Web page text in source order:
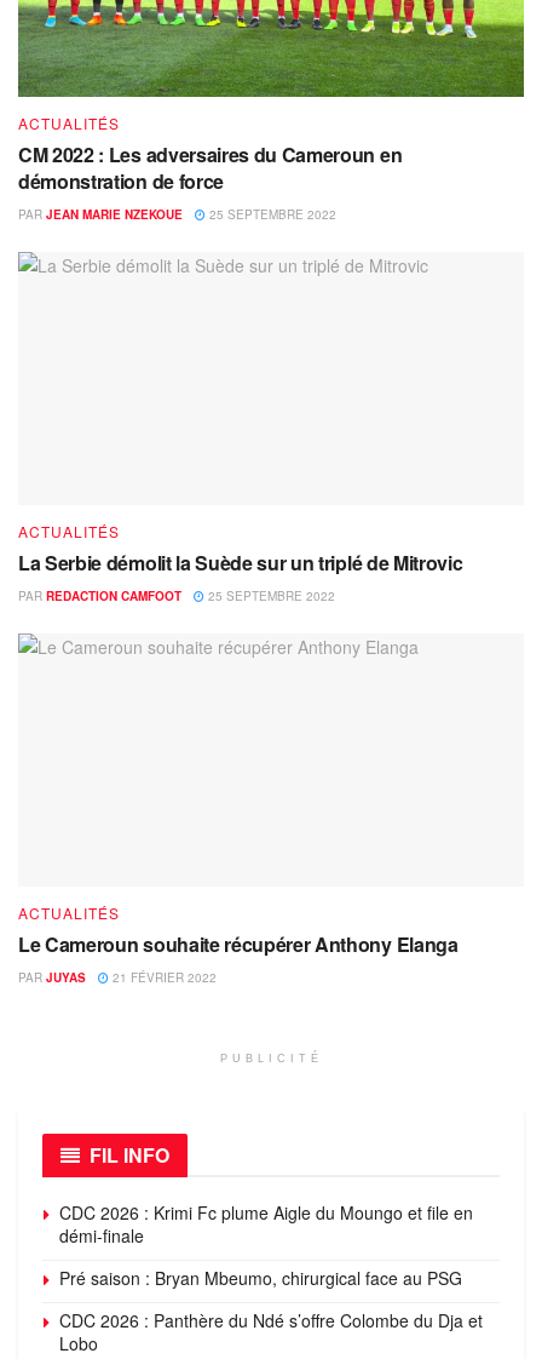
ACTUALITÉS
CM 2022 : Les adversaires du Cameroun en
démonstration de force
PAR JEAN MARIE NZEKOUE 25 SEPTEMBRE 2022
ACTUALITÉS
La Serbie démolit la Suède sur un triplé de Mitrovic
PAR REDACTION CAMFOOT 25 SEPTEMBRE 2022
ACTUALITÉS
Le Cameroun souhaite récupérer Anthony Elanga
PAR JUYAS 21 FÉVRIER 2022
PUBLICITÉ
FIL INFO
CDC 2026 : Krimi Fc plume Aigle du Moungo et file en
démi-finale
Pré saison : Bryan Mbeumo, chirurgical face au PSG
CDC 2026 : Panthère du Ndé s’offre Colombe du Dja et
Lobo